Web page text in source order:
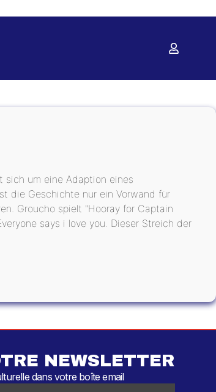
sich um eine Adaption eines
die Geschichte nur ein Vorwand für
Groucho spielt "Hooray for Captain
says i love you. Dieser Streich der
NEWSLETTER
dans votre boîte email